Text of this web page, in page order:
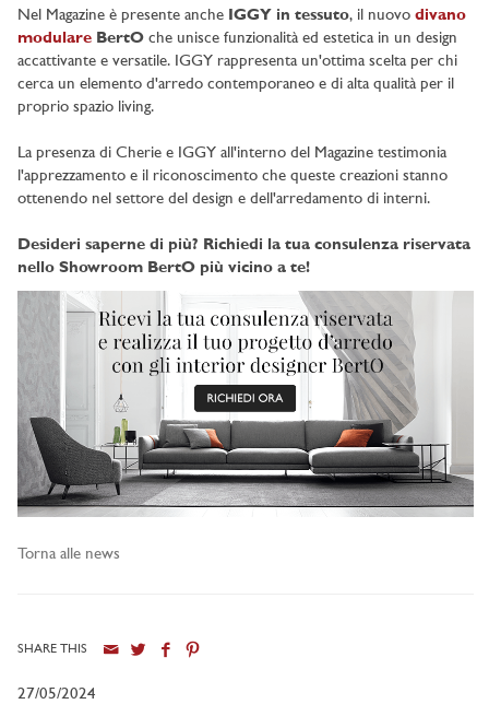
Nel Magazine è presente anche IGGY in tessuto, il nuovo divano
modulare BertO che unisce funzionalità ed estetica in un design
accattivante e versatile. IGGY rappresenta un'ottima scelta per chi
cerca un elemento d'arredo contemporaneo e di alta qualità per il
proprio spazio living.
La presenza di Cherie e IGGY all'interno del Magazine testimonia
l'apprezzamento e il riconoscimento che queste creazioni stanno
ottenendo nel settore del design e dell'arredamento di interni.
Desideri saperne di più? Richiedi la tua consulenza riservata
nello Showroom BertO più vicino a te!
Torna alle news
SHARE THIS
27/05/2024